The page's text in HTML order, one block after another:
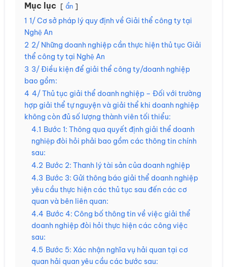
Mục lục ẩn
1 1/ Cơ sở pháp lý quy định về Giải thể công ty tại
Nghệ An
2 2/ Những doanh nghiệp cần thực hiện thủ tục Giải
thể công ty tại Nghệ An
3 3/ Điều kiện để giải thể công ty/doanh nghiệp
bao gồm:
4 4/ Thủ tục giải thể doanh nghiệp – Đối với trường
hợp giải thể tự nguyện và giải thể khi doanh nghiệp
không còn đủ số lượng thành viên tối thiểu:
4.1 Bước 1: Thông qua quyết định giải thể doanh
nghiệp đòi hỏi phải bao gồm các thông tin chính
sau:
4.2 Bước 2: Thanh lý tài sản của doanh nghiệp
4.3 Bước 3: Gửi thông báo giải thể doanh nghiệp
yêu cầu thực hiện các thủ tục sau đến các cơ
quan và bên liên quan:
4.4 Bước 4: Công bố thông tin về việc giải thể
doanh nghiệp đòi hỏi thực hiện các công việc
sau:
4.5 Bước 5: Xác nhận nghĩa vụ hải quan tại cơ
quan hải quan yêu cầu các bước sau: